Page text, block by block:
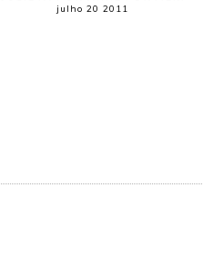
julho 20 2011